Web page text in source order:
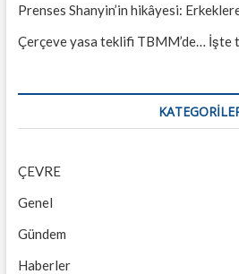
Prenses Shanyin’in hikâyesi:
Çerçeve yasa teklifi TBMM’de… İşte
ÇEVRE
Genel
Gündem
Haberler